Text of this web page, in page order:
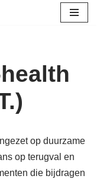
op duurzame
op terugval en
die bijdragen